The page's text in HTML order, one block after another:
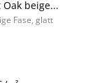
beige...
Fase, glatt